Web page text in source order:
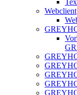
Webclient